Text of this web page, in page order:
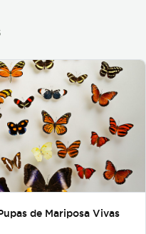
de Mariposa Vivas